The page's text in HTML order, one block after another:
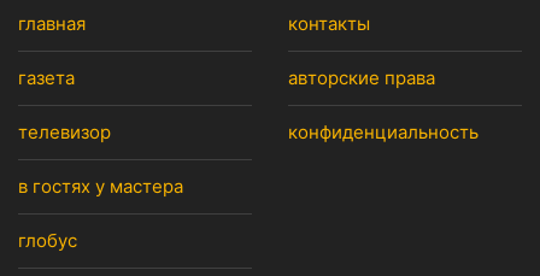
главная
газета
телевизор
в гостях у мастера
глобус
контакты
авторские права
конфиденциальность